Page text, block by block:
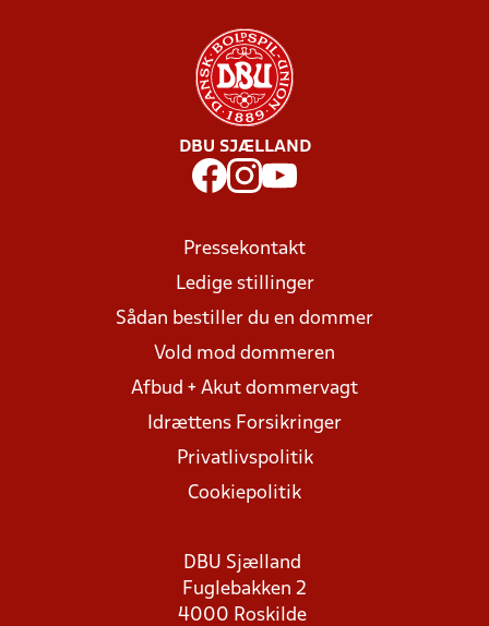
DBU SJÆLLAND
Pressekontakt
Ledige stillinger
Sådan bestiller du en dommer
Vold mod dommeren
Afbud + Akut dommervagt
Idrættens Forsikringer
Privatlivspolitik
Cookiepolitik
DBU Sjælland
Fuglebakken 2
4000 Roskilde